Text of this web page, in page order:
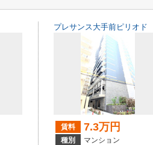
プレサンス大手前ピリオド
賃料 7.3万円
種別
マンション